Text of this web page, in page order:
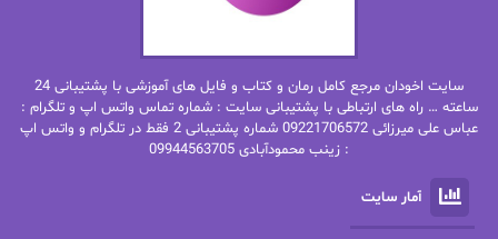
بهاره.م
بیتا فرخی
پاتریشیا ویلسون پرتو فرهمند
پرستو اسحقی
پرستو مهاجر
سایت اخودان مرجع کامل رمان و کتاب و فایل های آموزشی با پشتیبانی 24
ساعته … راه های ارتباطی با پشتیبانی سایت : شماره تماس واتس اپ و تلگرام :
عباس علی میرزائی 09221706572 شماره پشتیبانی 2 فقط در تلگرام و واتس اپ
: زینب محمودآبادی 09944563705
آمار سایت